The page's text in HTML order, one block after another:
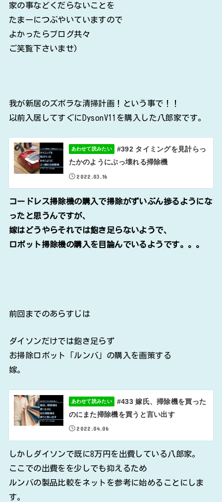
家の事などくだらないことを
たまーにつぶやいていますので
よかったらブログ共々
ご笑覧下さいませ)
我が新居のズボラな清掃計画！という事で！！
以前入居してすぐにDysonV11を購入した八郎家です。
あわせて読みたい
#392 タイミングを見計らっ
たかのようにぶっ壊れる掃除機
2022.03.16
コードレス掃除機の購入で掃除がずいぶん捗るようにな
ったと思うんですが、
嫁はどうやらそれでは飽き足らないようで、
ロボット掃除機の購入を目論んでいるようです。。。
前回までのあらすじは
ダイソンだけでは飽き足らず
お掃除ロボット「ルンバ」の購入を画策する
嫁。
あわせて読みたい
#433 嫁氏、掃除機を買った
のにまた掃除機を買うと言い出す
2022.04.06
しかしダイソンで既に8万円を出費している八郎家。
ここでの出費をを少しでも抑えるため
ルンバの製品比較をネットを参考に始めることにしま
す。